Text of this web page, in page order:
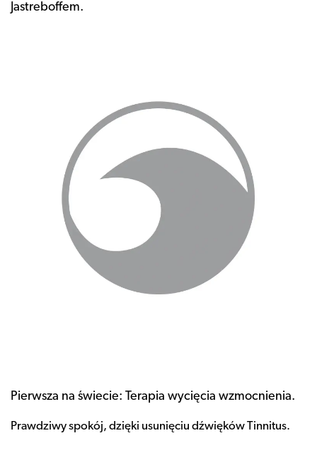
Jastreboffem.
Pierwsza na świecie: Terapia wycięcia wzmocnienia.
Prawdziwy spokój, dzięki usunięciu dźwięków Tinnitus.